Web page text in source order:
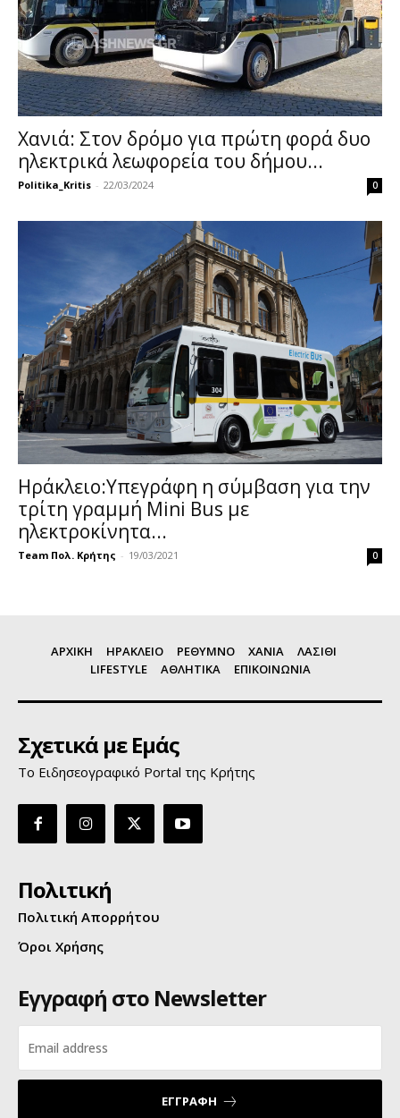
Χανιά: Στον δρόμο για πρώτη φορά δυο
ηλεκτρικά λεωφορεία του δήμου...
Politika_Kritis - 22/03/2024 0
Ηράκλειο:Υπεγράφη η σύμβαση για την
τρίτη γραμμή Mini Bus με
ηλεκτροκίνητα...
Team Πολ. Κρήτης - 19/03/2021 0
ΑΡΧΙΚΗ ΗΡΑΚΛΕΙΟ ΡΕΘΥΜΝΟ ΧΑΝΙΑ
ΛΑΣΙΘΙ
LIFESTYLE
ΑΘΛΗΤΙΚΑ ΕΠΙΚΟΙΝΩΝΙΑ
Σχετικά με Εμάς
Το Ειδησεογραφικό Portal της Κρήτης
Πολιτική
Πολιτική Απορρήτου
Όροι Χρήσης
Εγγραφή στο Newsletter
ΕΓΓΡΑΦΗ